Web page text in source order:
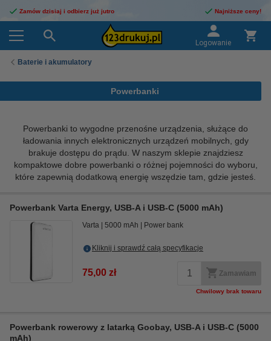
Zamów dzisiaj i odbierz już jutro Najniższe ceny!
Logowanie
Baterie i akumulatory
Powerbanki
Powerbanki to wygodne przenośne urządzenia, służące do
ładowania innych elektronicznych urządzeń mobilnych, gdy
brakuje dostępu do prądu. W naszym sklepie znajdziesz
kompaktowe dobre powerbanki o różnej pojemności do wyboru,
które zapewnią dodatkową energię wszędzie tam, gdzie jesteś.
Powerbank Varta Energy, USB-A i USB-C (5000 mAh)
Varta 5000 mAh Power bank
Kliknij i sprawdź całą specyfikacje
75,00 zł Zamawiam
Chwilowy brak towaru
Powerbank rowerowy z latarką Goobay, USB-A i USB-C (5000
mAh)